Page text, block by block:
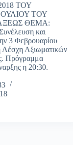
ΤΟΥ
ΤΟΥ
ΘΕΜΑ:
και
3 Φεβρουαρίου
Λέσχη Αξιωματικών
Πρόγραμμα
η 20:30.